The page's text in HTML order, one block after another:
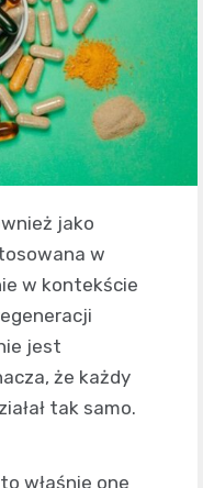
jako
w
w kontekście
jest
że każdy
tak samo.
właśnie one